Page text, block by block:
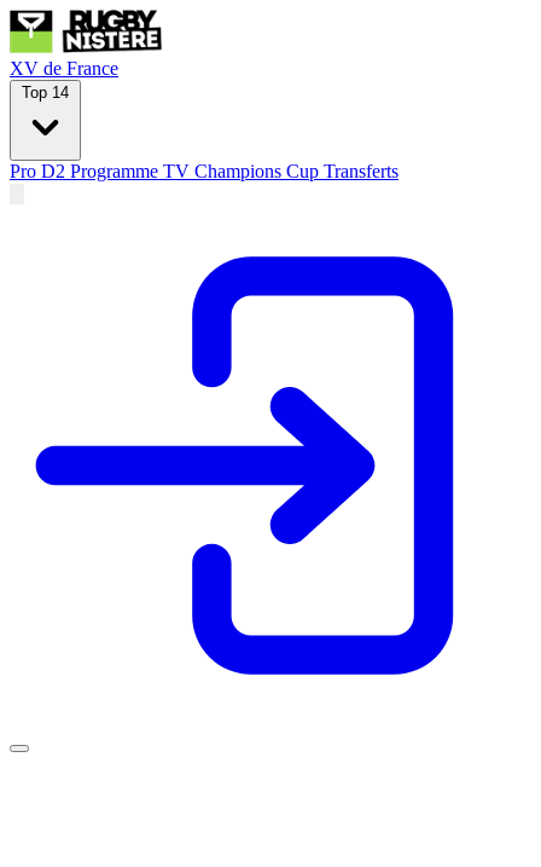
XV de France
Top 14
Pro D2 Programme TV Champions Cup Transferts